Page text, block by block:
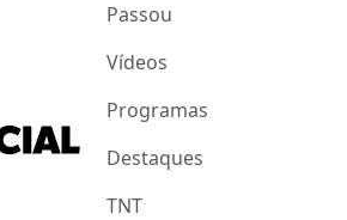
Passou
Vídeos
Programas
Destaques
TNT